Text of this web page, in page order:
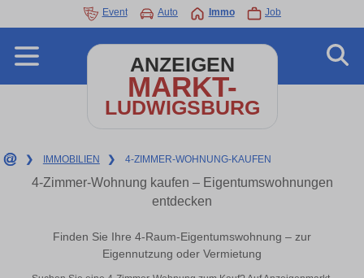
Event Auto Immo Job
ANZEIGEN
MARKT-
LUDWIGSBURG
❯ IMMOBILIEN ❯ 4-ZIMMER-WOHNUNG-KAUFEN
4-Zimmer-Wohnung kaufen – Eigentumswohnungen
entdecken
Finden Sie Ihre 4-Raum-Eigentumswohnung – zur
Eigennutzung oder Vermietung